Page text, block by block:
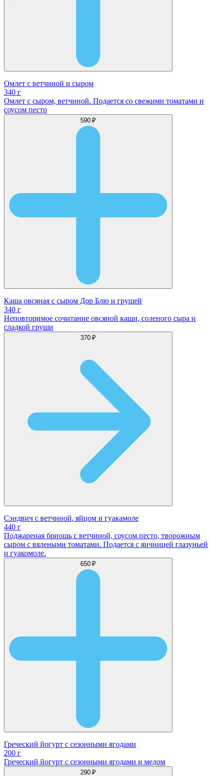
Омлет с ветчиной и сыром
340 г
Омлет с сыром, ветчиной. Подается со свежими томатами и
соусом песто
590 ₽
Каша овсяная с сыром Дор Блю и грушей
340 г
Неповторимое сочитание овсяной каши, соленого сыра и
сладкой груши
370 ₽
Сэндвич с ветчиной, яйцом и гуакамоле
440 г
Поджареная бриошь с ветчиной, соусом песто, творожным
сыром с вялеными томатами. Подается с яичницей глазуньей
и гуакомоле.
650 ₽
Греческий йогурт с сезонными ягодами
200 г
Греческий йогурт с сезонными ягодами и медом
290 ₽